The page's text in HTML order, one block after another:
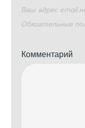
Ваш адрес email
Обязательные
Комментарий